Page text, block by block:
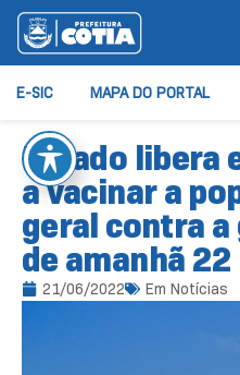
E-SIC MAPA DO PORTAL
Estado libera
a vacinar a
geral contra
de amanhã 22
21/06/2022 Em Notícias